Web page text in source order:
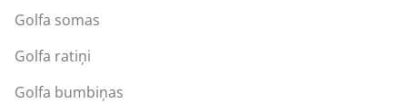
Golfa somas
Golfa ratiņi
Golfa bumbiņas